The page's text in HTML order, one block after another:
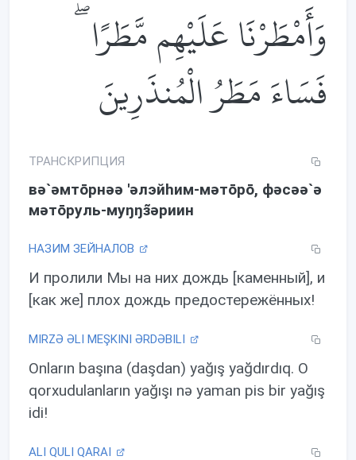
e
t
i
g
s
وَأَمْطَرْنَا عَلَيْهِم مَّطَرًا ۖ
فَسَاءَ مَطَرُ الْمُنذَرِينَ
ТРАНСКРИПЦИЯ
вə`əмтōрнəə 'əлэйhим-мəтōрō, фəсəə`ə
мəтōруль-муŋŋз̃əриин
НАЗИМ ЗЕЙНАЛОВ
И пролили Мы на них дождь [каменный], и
[как же] плох дождь предостережённых!
MIRZƏ ƏLI MEŞKINI ƏRDƏBILI
Onların başına (daşdan) yağış yağdırdıq. O
qorxudulanların yağışı nə yaman pis bir yağış
idi!
ALI QULI QARAI